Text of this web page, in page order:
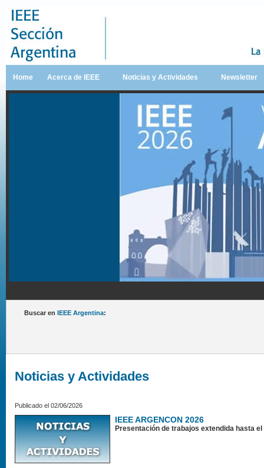
Home Acerca de IEEE Noticias y Actividades Newsletter
Buscar en IEEE Argentina:
Noticias y Actividades
Publicado el 02/06/2026
IEEE ARGENCON 2026
Presentación de trabajos extendida hasta el